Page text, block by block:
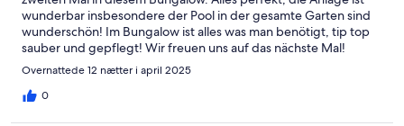
wunderbar insbesondere der Pool in der gesamte Garten sind
wunderschön! Im Bungalow ist alles was man benötigt, tip top
sauber und gepflegt! Wir freuen uns auf das nächste Mal!
Overnattede 12 nætter i april 2025
0